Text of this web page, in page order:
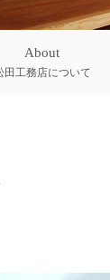
About
田工務店について